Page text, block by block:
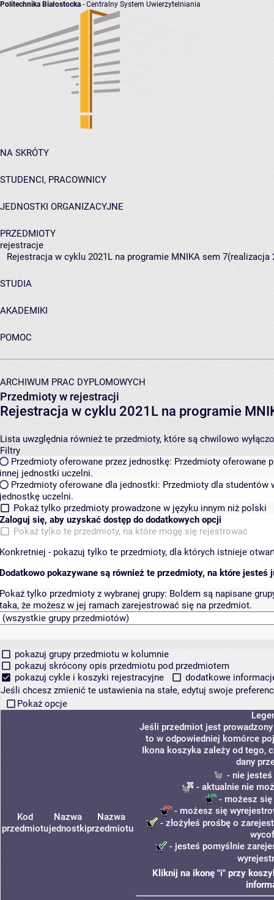
Politechnika Białostocka - Centralny System Uwierzytelniania
NA SKRÓTY
STUDENCI, PRACOWNICY
JEDNOSTKI ORGANIZACYJNE
PRZEDMIOTY
rejestracje
Rejestracja w cyklu 2021L na programie MNIKA sem 7(realizacja
STUDIA
AKADEMIKI
POMOC
ARCHIWUM PRAC DYPLOMOWYCH
Przedmioty w rejestracji
Rejestracja w cyklu 2021L na programie
Lista uwzględnia również te przedmioty, które są chwilowo
Filtry
Przedmioty oferowane przez jednostkę: Przedmioty oferowane
innej jednostki uczelni.
Przedmioty oferowane dla jednostki: Przedmioty dla studentów
jednostkę uczelni.
Pokaż tylko przedmioty prowadzone w języku innym niż polski
Zaloguj się, aby uzyskać dostęp do dodatkowych opcji
Pokaż tylko te przedmioty, na które mogę się rejestrować
Konkretniej - pokazuj tylko te przedmioty, dla których istnieje
Dodatkowo pokazywane są również te przedmioty, na które jesteś
Pokaż tylko przedmioty z wybranej grupy: Boldem są napisane
taka, że możesz w jej ramach zarejestrować się na przedmiot.
pokazuj grupy przedmiotu w kolumnie
pokazuj skrócony opis przedmiotu pod przedmiotem
pokazuj cykle i koszyki rejestracyjne
dodatkowe
Jeśli chcesz zmienić te ustawienia na stałe, edytuj swoje
Pokaż opcje
Kod
przedmiotu
Nazwa
jednostki
Nazwa
przedmiotu
Jeśli przedmiot jest
to w odpowiedniej komórce
Ikona koszyka zależy od tego,
dany
- nie
- aktualnie nie
- możesz się
- możesz się
- złożyłeś prośbę o
- jesteś pomyślnie
Kliknij na ikonę "i" przy